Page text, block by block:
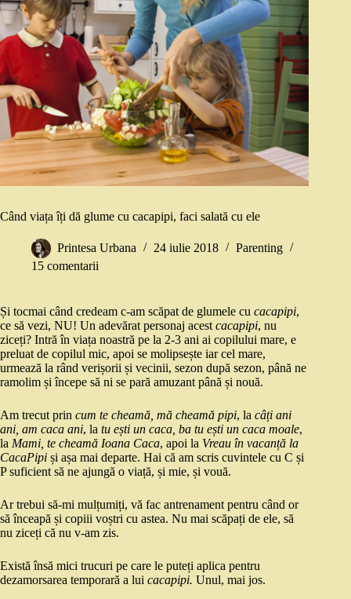
Când viața îți dă glume cu cacapipi, faci salată cu ele
Printesa Urbana 24 iulie 2018
Parenting
15 comentarii
Și tocmai când credeam c-am scăpat de glumele cu cacapipi,
ce să vezi, NU! Un adevărat personaj acest cacapipi, nu
ziceți? Intră în viața noastră pe la 2-3 ani ai copilului mare, e
preluat de copilul mic, apoi se molipsește iar cel mare,
urmează la rând verișorii și vecinii, sezon după sezon, până ne
ramolim și începe să ni se pară amuzant până și nouă.
Am trecut prin cum te cheamă, mă cheamă pipi, la câți ani
ani, am caca ani, la tu ești un caca, ba tu ești un caca moale,
la Mami, te cheamă Ioana Caca, apoi la Vreau în vacanță la
CacaPipi și așa mai departe. Hai că am scris cuvintele cu C și
P suficient să ne ajungă o viață, și mie, și vouă.
Ar trebui să-mi mulțumiți, vă fac antrenament pentru când or
să înceapă și copiii voștri cu astea. Nu mai scăpați de ele, să
nu ziceți că nu v-am zis.
Există însă mici trucuri pe care le puteți aplica pentru
dezamorsarea temporară a lui cacapipi. Unul, mai jos.